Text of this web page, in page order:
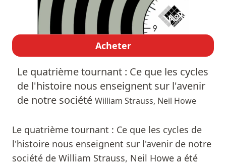
Acheter
Le quatrième tournant : Ce que les cycles
de l'histoire nous enseignent sur l'avenir
de notre société William Strauss, Neil Howe
Le quatrième tournant : Ce que les cycles de
l'histoire nous enseignent sur l'avenir de notre
société de William Strauss, Neil Howe a été